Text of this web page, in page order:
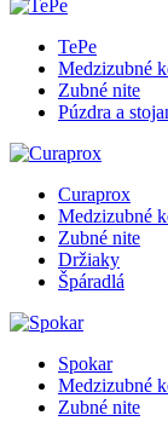
TePe
Medzizubné
Zubné nite
Púzdra a
Curaprox
Medzizubné
Zubné nite
Držiaky
Špáradlá
Spokar
Medzizubné
Zubné nite